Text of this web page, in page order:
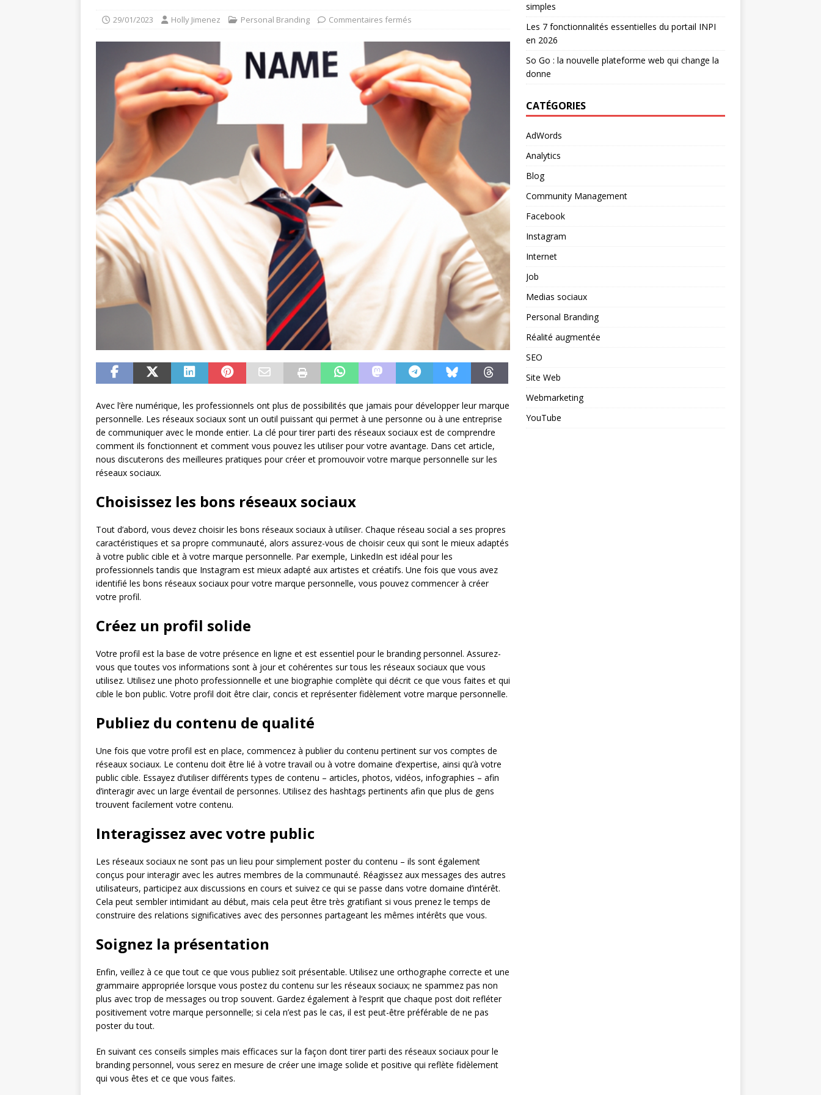
29/01/2023 Holly Jimenez Personal Branding Commentaires fermés
Avec l’ère numérique, les professionnels ont plus de possibilités que jamais pour développer leur marque
personnelle. Les réseaux sociaux sont un outil puissant qui permet à une personne ou à une entreprise
de communiquer avec le monde entier. La clé pour tirer parti des réseaux sociaux est de comprendre
comment ils fonctionnent et comment vous pouvez les utiliser pour votre avantage. Dans cet article,
nous discuterons des meilleures pratiques pour créer et promouvoir votre marque personnelle sur les
réseaux sociaux.
Choisissez les bons réseaux sociaux
Tout d’abord, vous devez choisir les bons réseaux sociaux à utiliser. Chaque réseau social a ses propres
caractéristiques et sa propre communauté, alors assurez-vous de choisir ceux qui sont le mieux adaptés
à votre public cible et à votre marque personnelle. Par exemple, LinkedIn est idéal pour les
professionnels tandis que Instagram est mieux adapté aux artistes et créatifs. Une fois que vous avez
identifié les bons réseaux sociaux pour votre marque personnelle, vous pouvez commencer à créer
votre profil.
Créez un profil solide
Votre profil est la base de votre présence en ligne et est essentiel pour le branding personnel. Assurez-
vous que toutes vos informations sont à jour et cohérentes sur tous les réseaux sociaux que vous
utilisez. Utilisez une photo professionnelle et une biographie complète qui décrit ce que vous faites et qui
cible le bon public. Votre profil doit être clair, concis et représenter fidèlement votre marque personnelle.
Publiez du contenu de qualité
Une fois que votre profil est en place, commencez à publier du contenu pertinent sur vos comptes de
réseaux sociaux. Le contenu doit être lié à votre travail ou à votre domaine d’expertise, ainsi qu’à votre
public cible. Essayez d’utiliser différents types de contenu – articles, photos, vidéos, infographies – afin
d’interagir avec un large éventail de personnes. Utilisez des hashtags pertinents afin que plus de gens
trouvent facilement votre contenu.
Interagissez avec votre public
Les réseaux sociaux ne sont pas un lieu pour simplement poster du contenu – ils sont également
conçus pour interagir avec les autres membres de la communauté. Réagissez aux messages des autres
utilisateurs, participez aux discussions en cours et suivez ce qui se passe dans votre domaine d’intérêt.
Cela peut sembler intimidant au début, mais cela peut être très gratifiant si vous prenez le temps de
construire des relations significatives avec des personnes partageant les mêmes intérêts que vous.
Soignez la présentation
Enfin, veillez à ce que tout ce que vous publiez soit présentable. Utilisez une orthographe correcte et une
grammaire appropriée lorsque vous postez du contenu sur les réseaux sociaux; ne spammez pas non
plus avec trop de messages ou trop souvent. Gardez également à l’esprit que chaque post doit refléter
positivement votre marque personnelle; si cela n’est pas le cas, il est peut-être préférable de ne pas
poster du tout.
En suivant ces conseils simples mais efficaces sur la façon dont tirer parti des réseaux sociaux pour le
branding personnel, vous serez en mesure de créer une image solide et positive qui reflète fidèlement
qui vous êtes et ce que vous faites.
simples
Les 7 fonctionnalités essentielles du portail INPI
en 2026
So Go : la nouvelle plateforme web qui change la
donne
CATÉGORIES
AdWords
Analytics
Blog
Community Management
Facebook
Instagram
Internet
Job
Medias sociaux
Personal Branding
Réalité augmentée
SEO
Site Web
Webmarketing
YouTube